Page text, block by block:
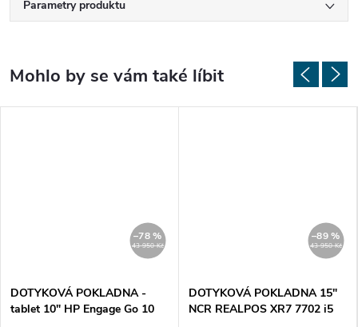
Parametry produktu
43 950 Kč
–78 %
DOTYKOVÁ POKLADNA -
tablet 10" HP Engage Go 10
43 950 Kč
–89 %
DOTYKOVÁ POKLADNA 15"
NCR REALPOS XR7 7702 i5